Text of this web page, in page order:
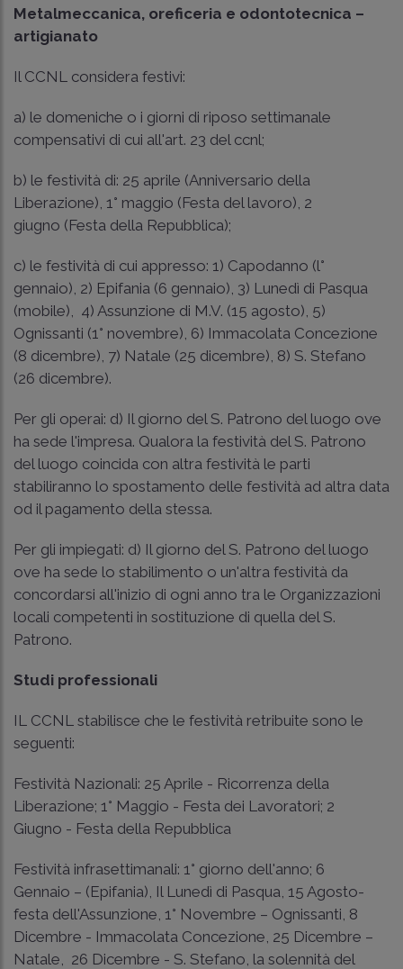
Metalmeccanica, oreficeria e odontotecnica –
artigianato
Il CCNL considera festivi:
a) le domeniche o i giorni di riposo settimanale
compensativi di cui all'art. 23 del ccnl;
b) le festività di: 25 aprile (Anniversario della
Liberazione), 1° maggio (Festa del lavoro), 2
giugno (Festa della Repubblica);
c) le festività di cui appresso: 1) Capodanno (l°
gennaio), 2) Epifania (6 gennaio), 3) Lunedì di Pasqua
(mobile), 4) Assunzione di M.V. (15 agosto), 5)
Ognissanti (1° novembre), 6) Immacolata Concezione
(8 dicembre), 7) Natale (25 dicembre), 8) S. Stefano
(26 dicembre).
Per gli operai: d) Il giorno del S. Patrono del luogo ove
ha sede l'impresa. Qualora la festività del S. Patrono
del luogo coincida con altra festività le parti
stabiliranno lo spostamento delle festività ad altra data
od il pagamento della stessa.
Per gli impiegati: d) Il giorno del S. Patrono del luogo
ove ha sede lo stabilimento o un'altra festività da
concordarsi all'inizio di ogni anno tra le Organizzazioni
locali competenti in sostituzione di quella del S.
Patrono.
Studi professionali
IL CCNL stabilisce che le festività retribuite sono le
seguenti:
Festività Nazionali: 25 Aprile - Ricorrenza della
Liberazione; 1° Maggio - Festa dei Lavoratori; 2
Giugno - Festa della Repubblica
Festività infrasettimanali: 1° giorno dell'anno; 6
Gennaio – (Epifania), Il Lunedì di Pasqua, 15 Agosto-
festa dell'Assunzione, 1° Novembre – Ognissanti, 8
Dicembre - Immacolata Concezione, 25 Dicembre –
Natale, 26 Dicembre - S. Stefano, la solennità del